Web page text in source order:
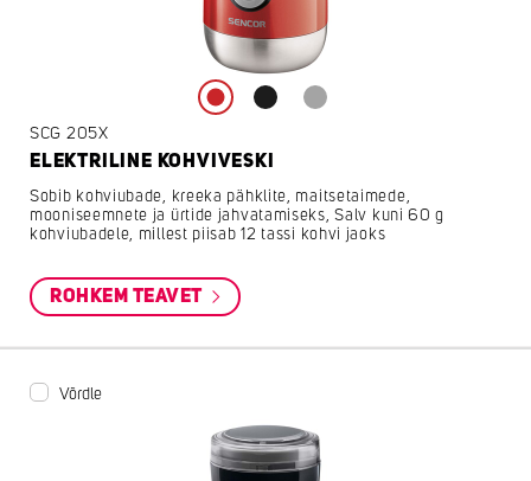
SCG 205X
ELEKTRILINE KOHVIVESKI
Sobib kohviubade, kreeka pähklite, maitsetaimede,
mooniseemnete ja ürtide jahvatamiseks, Salv kuni 60 g
kohviubadele, millest piisab 12 tassi kohvi jaoks
ROHKEM TEAVET
Võrdle